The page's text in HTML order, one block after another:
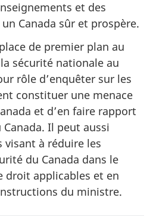
et des
Canada sûr et prospère.
de premier plan au
sécurité nationale au
rôle d’enquêter sur les
constituer une menace
et d’en faire rapport
Il peut aussi
visant à réduire les
du Canada dans le
droit applicables et en
du ministre.